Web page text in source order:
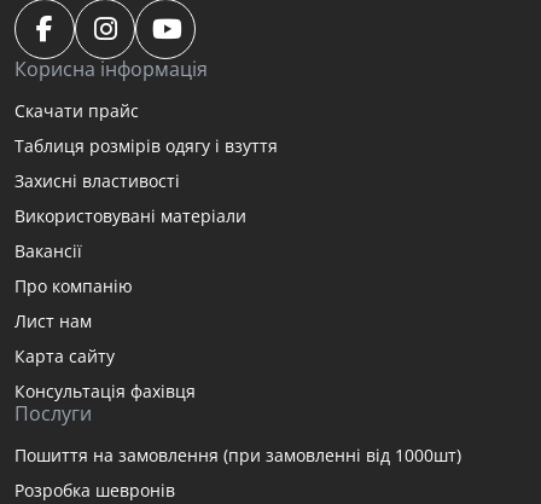
Корисна інформація
Скачати прайс
Таблиця розмірів одягу і взуття
Захисні властивості
Використовувані матеріали
Вакансії
Про компанію
Лист нам
Карта сайту
Консультація фахівця
Послуги
Пошиття на замовлення (при замовленні від 1000шт)
Розробка шевронів